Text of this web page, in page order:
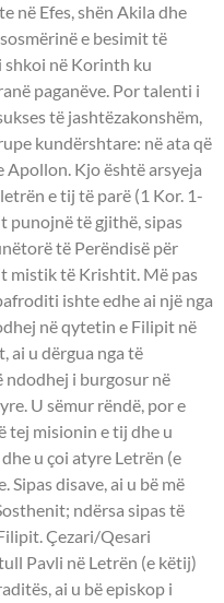
në Efes, shën Akila dhe
e besimit të
shkoi në Korinth ku
paganëve. Por talenti i
të jashtëzakonshëm,
kundërshtare: në ata që
Apollon. Kjo është arsyeja
e tij të parë (1 Kor. 1-
punojnë të gjithë, sipas
të Perëndisë për
mistik të Krishtit. Më pas
ishte edhe ai një nga
në qytetin e Filipit në
ai u dërgua nga të
i burgosur në
U sëmur rëndë, por e
tej misionin e tij dhe u
u çoi atyre Letrën (e
disave, ai u bë më
ndërsa sipas të
Çezari/Qesari
Pavli në Letrën (e këtij)
ai u bë episkop i